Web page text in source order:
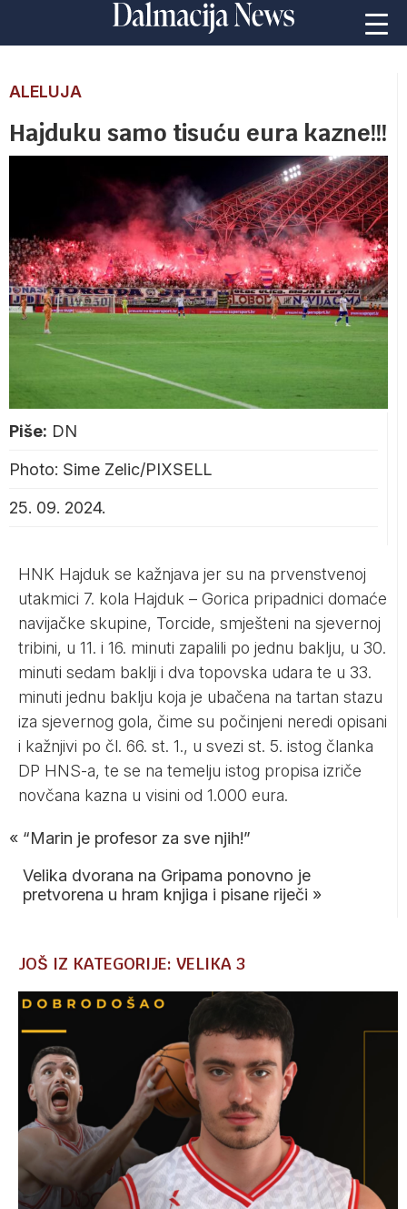
ALELUJA
Hajduku samo tisuću eura kazne!!!
Piše: DN
Photo: Sime Zelic/PIXSELL
25. 09. 2024.
HNK Hajduk se kažnjava jer su na prvenstvenoj
utakmici 7. kola Hajduk – Gorica pripadnici domaće
navijačke skupine, Torcide, smješteni na sjevernoj
tribini, u 11. i 16. minuti zapalili po jednu baklju, u 30.
minuti sedam baklji i dva topovska udara te u 33.
minuti jednu baklju koja je ubačena na tartan stazu
iza sjevernog gola, čime su počinjeni neredi opisani
i kažnjivi po čl. 66. st. 1., u svezi st. 5. istog članka
DP HNS-a, te se na temelju istog propisa izriče
novčana kazna u visini od 1.000 eura.
« “Marin je profesor za sve njih!”
Velika dvorana na Gripama ponovno je
pretvorena u hram knjiga i pisane riječi »
JOŠ IZ KATEGORIJE: VELIKA 3